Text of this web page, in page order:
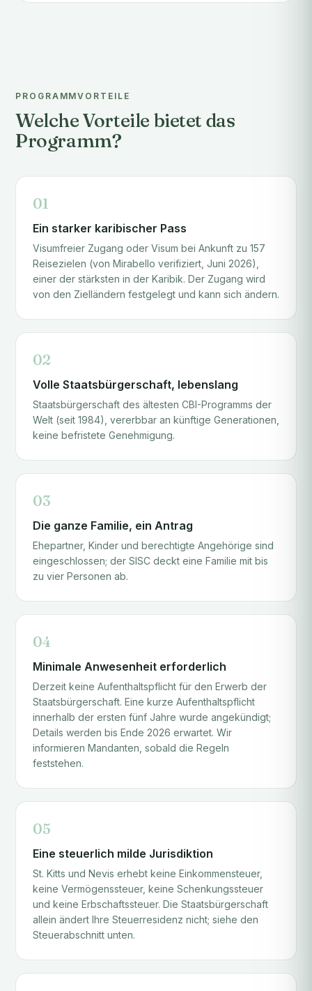
PROGRAMMVORTEILE
Welche Vorteile bietet das
Programm?
01
Ein starker karibischer Pass
Visumfreier Zugang oder Visum bei Ankunft zu 157
Reisezielen (von Mirabello verifiziert, Juni 2026),
einer der stärksten in der Karibik. Der Zugang wird
von den Zielländern festgelegt und kann sich ändern.
02
Volle Staatsbürgerschaft, lebenslang
Staatsbürgerschaft des ältesten CBI-Programms der
Welt (seit 1984), vererbbar an künftige Generationen,
keine befristete Genehmigung.
03
Die ganze Familie, ein Antrag
Ehepartner, Kinder und berechtigte Angehörige sind
eingeschlossen; der SISC deckt eine Familie mit bis
zu vier Personen ab.
04
Minimale Anwesenheit erforderlich
Derzeit keine Aufenthaltspflicht für den Erwerb der
Staatsbürgerschaft. Eine kurze Aufenthaltspflicht
innerhalb der ersten fünf Jahre wurde angekündigt;
Details werden bis Ende 2026 erwartet. Wir
informieren Mandanten, sobald die Regeln
feststehen.
05
Eine steuerlich milde Jurisdiktion
St. Kitts und Nevis erhebt keine Einkommensteuer,
keine Vermögenssteuer, keine Schenkungssteuer
und keine Erbschaftssteuer. Die Staatsbürgerschaft
allein ändert Ihre Steuerresidenz nicht; siehe den
Steuerabschnitt unten.